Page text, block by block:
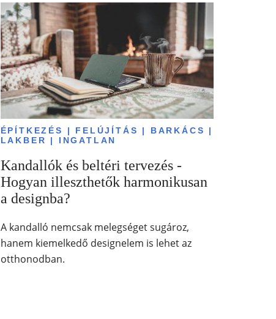
ÉPÍTKEZÉS | FELÚJÍTÁS | BARKÁCS |
LAKBER | INGATLAN
Kandallók és beltéri tervezés -
Hogyan illeszthetők harmonikusan
a designba?
A kandalló nemcsak melegséget sugároz,
hanem kiemelkedő designelem is lehet az
otthonodban.